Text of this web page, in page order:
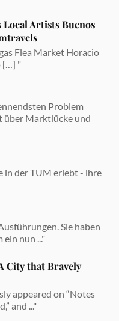
Local Artists Buenos
Flea Market Horacio
[…] "
Problem
über Marktlücke und
in der TUM erlebt - ihre
Sie haben
nun ..."
City that Bravely
appeared on “Notes
and ..."